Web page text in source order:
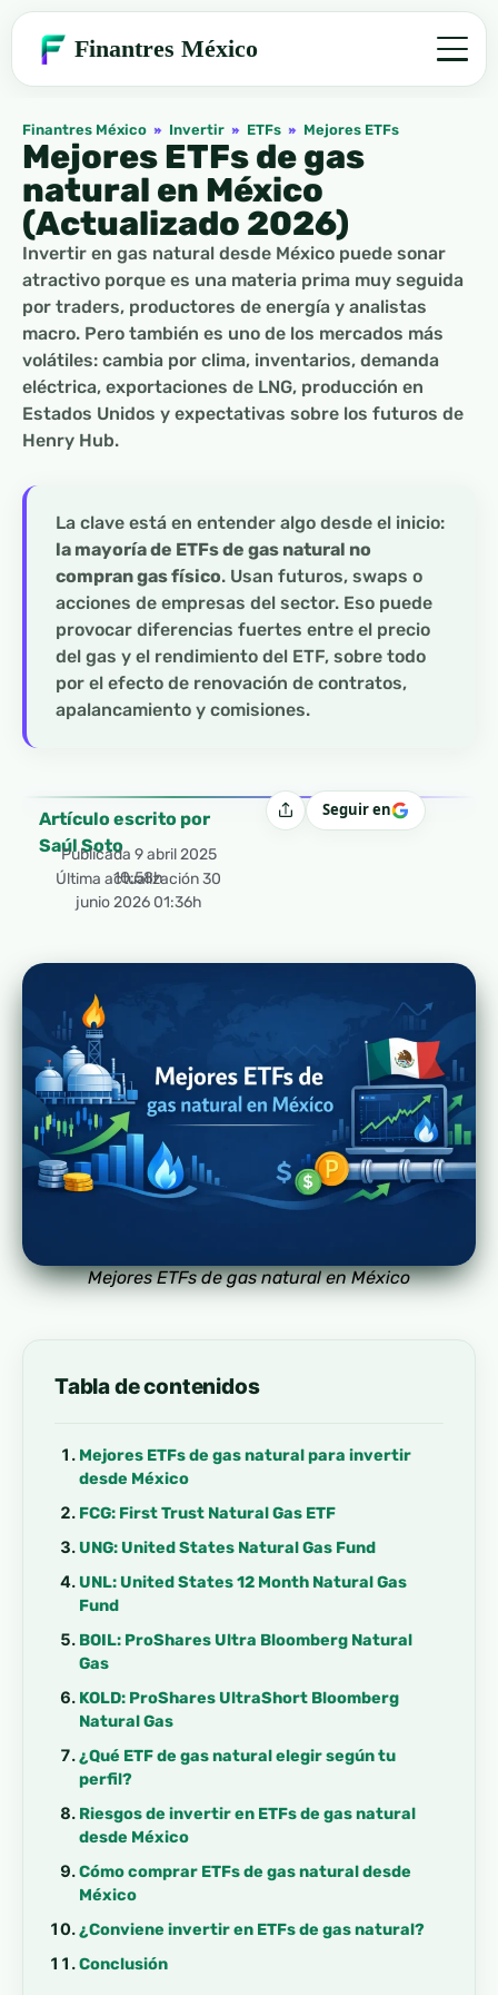
Finantres México
Finantres México » Invertir » ETFs » Mejores ETFs
Mejores ETFs de gas
natural en México
(Actualizado 2026)
Invertir en gas natural desde México puede sonar
atractivo porque es una materia prima muy seguida
por traders, productores de energía y analistas
macro. Pero también es uno de los mercados más
volátiles: cambia por clima, inventarios, demanda
eléctrica, exportaciones de LNG, producción en
Estados Unidos y expectativas sobre los futuros de
Henry Hub.
La clave está en entender algo desde el inicio:
la mayoría de ETFs de gas natural no
compran gas físico. Usan futuros, swaps o
acciones de empresas del sector. Eso puede
provocar diferencias fuertes entre el precio
del gas y el rendimiento del ETF, sobre todo
por el efecto de renovación de contratos,
apalancamiento y comisiones.
Artículo escrito por
Saúl Soto
Publicada 9 abril 2025
10:58h
Última actualización 30
junio 2026 01:36h
CompartirSeguir en
Mejores ETFs de gas natural en México
Tabla de contenidos
Mejores ETFs de gas natural para invertir
desde México
FCG: First Trust Natural Gas ETF
UNG: United States Natural Gas Fund
UNL: United States 12 Month Natural Gas
Fund
BOIL: ProShares Ultra Bloomberg Natural
Gas
KOLD: ProShares UltraShort Bloomberg
Natural Gas
¿Qué ETF de gas natural elegir según tu
perfil?
Riesgos de invertir en ETFs de gas natural
desde México
Cómo comprar ETFs de gas natural desde
México
¿Conviene invertir en ETFs de gas natural?
Conclusión